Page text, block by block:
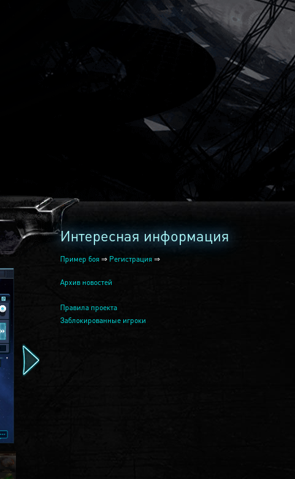
2240
Интересная информация
Пример боя ⇒ Регистрация ⇒
Архив новостей
Правила проекта
Заблокированные игроки